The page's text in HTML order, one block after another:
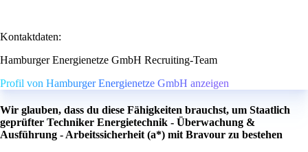
Kontaktdaten:
Hamburger Energienetze GmbH Recruiting-Team
Profil von Hamburger Energienetze GmbH anzeigen
Wir glauben, dass du diese Fähigkeiten brauchst, um Staatlich
geprüfter Techniker Energietechnik - Überwachung &
Ausführung - Arbeitssicherheit (a*) mit Bravour zu bestehen